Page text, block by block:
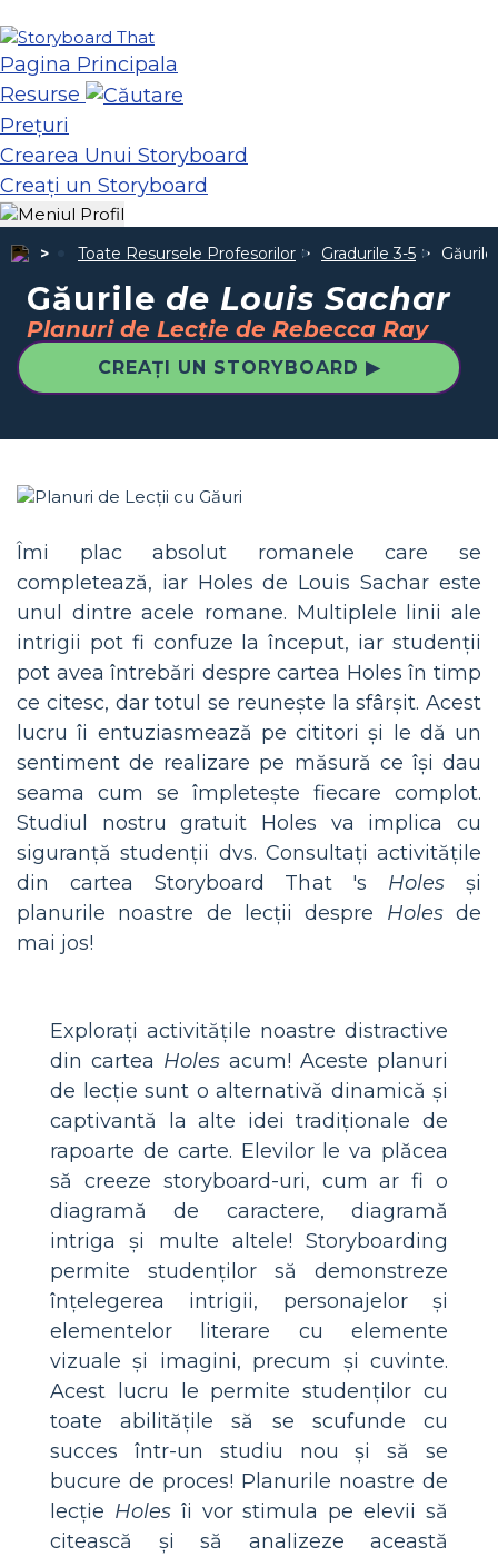
Pagina Principala
Resurse
Prețuri
Crearea Unui Storyboard
Creați un Storyboard
Toate Resursele Profesorilor Gradurile 3-5 Găurile
Găurile de Louis Sachar
Planuri de Lecție de Rebecca Ray
CREAȚI UN STORYBOARD ▶
Îmi plac absolut romanele care se
completează, iar Holes de Louis Sachar este
unul dintre acele romane. Multiplele linii ale
intrigii pot fi confuze la început, iar studenții
pot avea întrebări despre cartea Holes în timp
ce citesc, dar totul se reunește la sfârșit. Acest
lucru îi entuziasmează pe cititori și le dă un
sentiment de realizare pe măsură ce își dau
seama cum se împletește fiecare complot.
Studiul nostru gratuit Holes va implica cu
siguranță studenții dvs. Consultați activitățile
din cartea Storyboard That 's Holes și
planurile noastre de lecții despre Holesde
mai jos!
Explorați activitățile noastre distractive
din cartea Holes acum! Aceste planuri
de lecție sunt o alternativă dinamică și
captivantă la alte idei tradiționale de
rapoarte de carte. Elevilor le va plăcea
să creeze storyboard-uri, cum ar fi o
diagramă de caractere, diagramă
intriga și multe altele! Storyboarding
permite studenților să demonstreze
înțelegerea intrigii, personajelor și
elementelor literare cu elemente
vizuale și imagini, precum și cuvinte.
Acest lucru le permite studenților cu
toate abilitățile să se scufunde cu
succes într-un studiu nou și să se
bucure de proces! Planurile noastre de
lecție Holesîi vor stimula pe elevii să
citească și să analizeze această